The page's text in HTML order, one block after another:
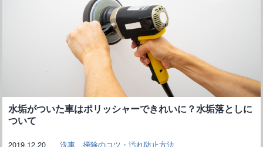
水垢がついた車はポリッシャーできれいに？水垢落としに
ついて
2019.12.20 洗車、掃除のコツ・汚れ防止方法